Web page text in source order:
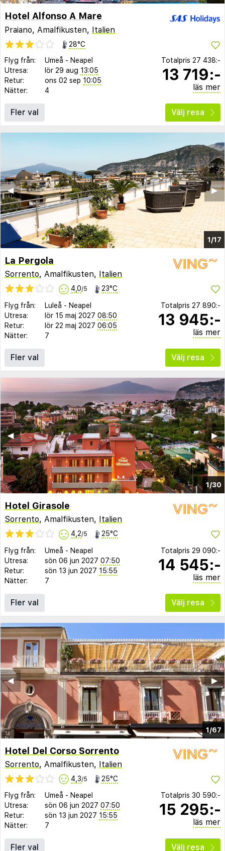
Hotel Alfonso A Mare
Praiano, Amalfikusten, Italien
28°C
Flyg från:
Umeå - Neapel
Utresa:
lör 29 aug 13:05
Retur:
ons 02 sep 10:05
Nätter:
4
Totalpris 27 438:-
13 719:-
läs mer
Fler val Välj resa
1/17
▶︎
◀︎
La Pergola
Sorrento, Amalfikusten, Italien
4,0/5 23°C
Flyg från: Luleå - Neapel
Utresa:
lör 15 maj 2027 08:50
Retur:
lör 22 maj 2027 06:05
Nätter:
7
Totalpris 27 890:-
13 945:-
läs mer
Fler val Välj resa
1/30
▶︎
◀︎
Hotel Girasole
Sorrento, Amalfikusten, Italien
4,2/5 25°C
Flyg från: Umeå - Neapel
Utresa:
sön 06 jun 2027 07:50
Retur:
sön 13 jun 2027 15:55
Nätter:
7
Totalpris 29 090:-
14 545:-
läs mer
Fler val Välj resa
1/67
▶︎
◀︎
Hotel Del Corso Sorrento
Sorrento, Amalfikusten, Italien
4,3/5 25°C
Flyg från: Umeå - Neapel
Utresa:
sön 06 jun 2027 07:50
Retur:
sön 13 jun 2027 15:55
Nätter:
7
Totalpris 30 590:-
15 295:-
läs mer
Fler val Välj resa